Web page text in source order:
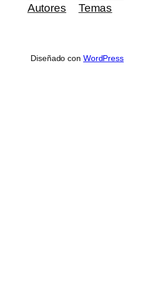
Autores
Temas
Diseñado con WordPress